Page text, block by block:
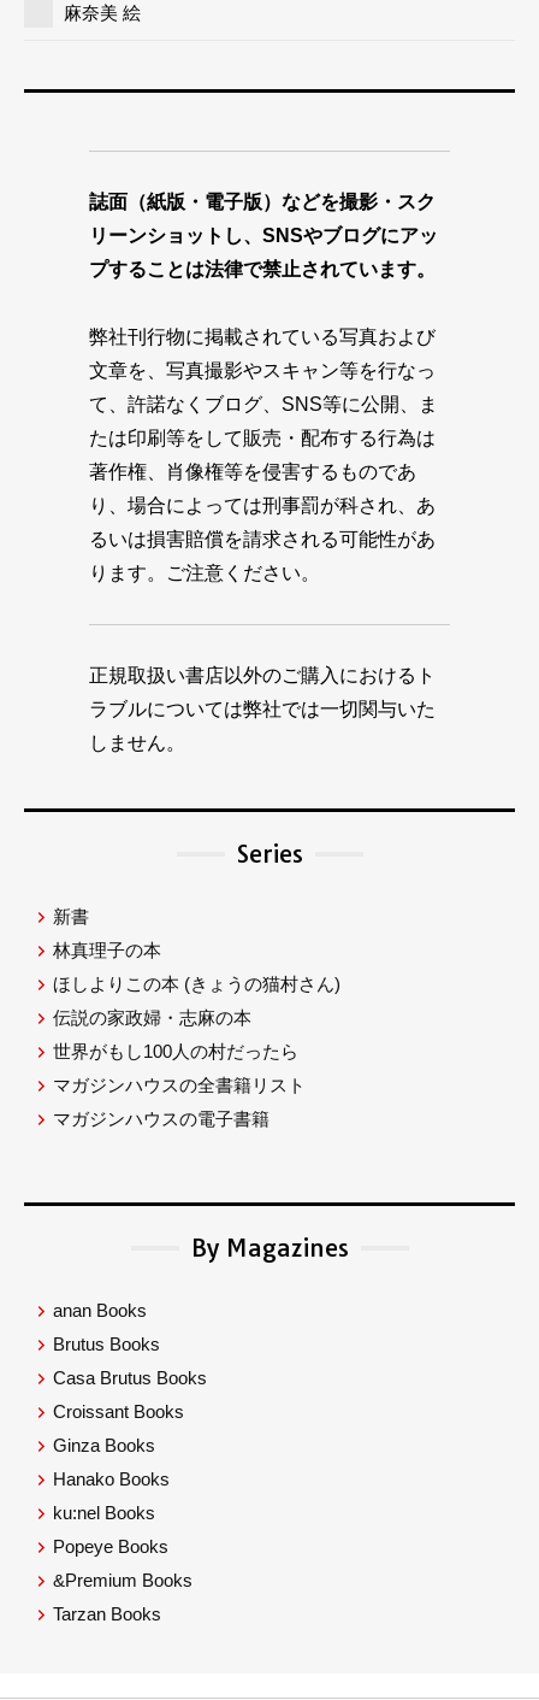
麻奈美 絵
誌面（紙版・電子版）などを撮影・スク
リーンショットし、SNSやブログにアッ
プすることは法律で禁止されています。
弊社刊行物に掲載されている写真および
文章を、写真撮影やスキャン等を行なっ
て、許諾なくブログ、SNS等に公開、ま
たは印刷等をして販売・配布する行為は
著作権、肖像権等を侵害するものであ
り、場合によっては刑事罰が科され、あ
るいは損害賠償を請求される可能性があ
ります。ご注意ください。
正規取扱い書店以外のご購入におけるト
ラブルについては弊社では一切関与いた
しません。
Series
新書
林真理子の本
ほしよりこの本 (きょうの猫村さん)
伝説の家政婦・志麻の本
世界がもし100人の村だったら
マガジンハウスの全書籍リスト
マガジンハウスの電子書籍
By Magazines
anan Books
Brutus Books
Casa Brutus Books
Croissant Books
Ginza Books
Hanako Books
ku:nel Books
Popeye Books
&Premium Books
Tarzan Books